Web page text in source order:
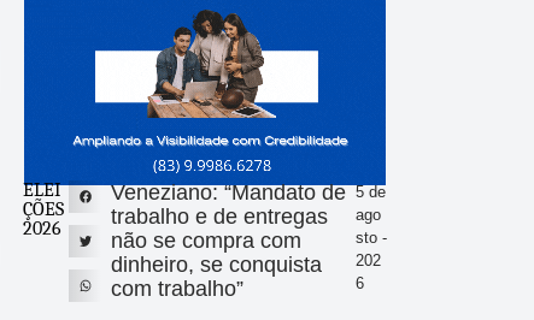
ELEI
ÇÕES
2026
Veneziano: “Mandato de
trabalho e de entregas
não se compra com
dinheiro, se conquista
com trabalho”
5 de
ago
sto -
202
6